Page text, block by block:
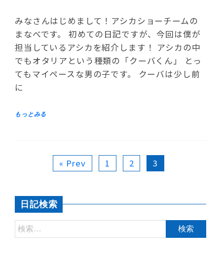
みなさんはじめまして！アシカショーチームの
まなべです。 初めての日記ですが、今回は僕が
担当しているアシカを紹介します！ アシカの中
でもオタリアという種類の「クーバくん」 とっ
てもマイペースな男の子です。 クーバは少し前
に
« Prev 1 2 3
日記検索